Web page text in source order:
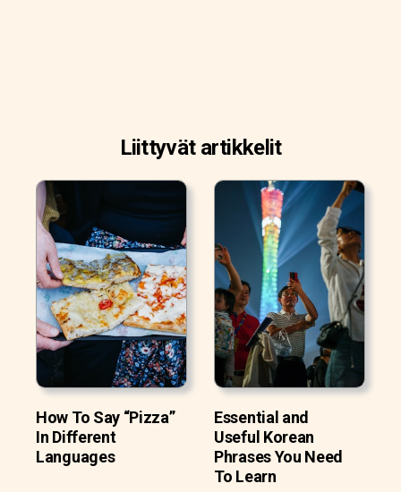
Liittyvät artikkelit
How To Say “Pizza”
In Different
Languages
Essential and
Useful Korean
Phrases You Need
To Learn